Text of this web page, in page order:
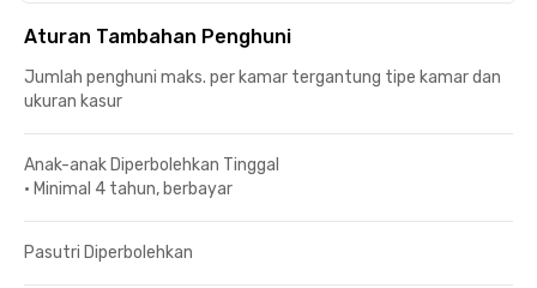
Aturan Tambahan Penghuni
Jumlah penghuni maks. per kamar tergantung tipe kamar dan
ukuran kasur
Anak-anak Diperbolehkan Tinggal
• Minimal 4 tahun, berbayar
Pasutri Diperbolehkan